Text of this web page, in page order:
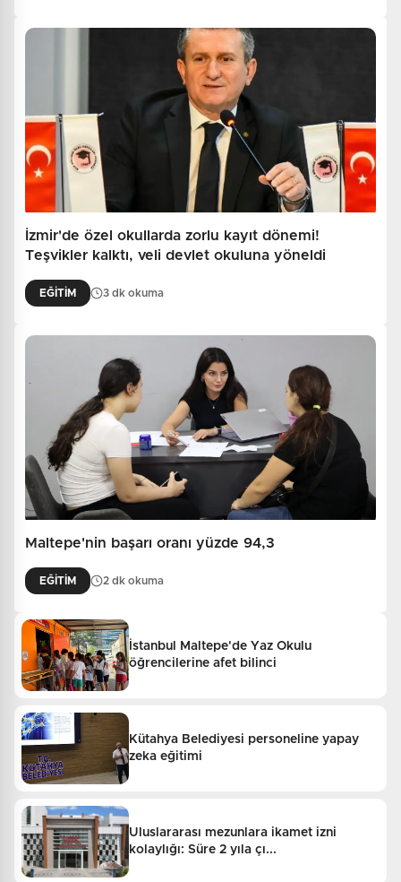
İzmir'de özel okullarda zorlu kayıt dönemi!
Teşvikler kalktı, veli devlet okuluna yöneldi
EĞİTİM 3 dk okuma
Maltepe'nin başarı oranı yüzde 94,3
EĞİTİM 2 dk okuma
İstanbul Maltepe'de Yaz Okulu
öğrencilerine afet bilinci
Kütahya Belediyesi personeline yapay
zeka eğitimi
Uluslararası mezunlara ikamet izni
kolaylığı: Süre 2 yıla çı...